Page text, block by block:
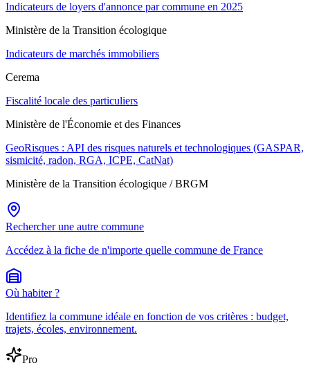
Indicateurs de loyers d'annonce par commune en 2025
Ministère de la Transition écologique
Indicateurs de marchés immobiliers
Cerema
Fiscalité locale des particuliers
Ministère de l'Économie et des Finances
GeoRisques : API des risques naturels et technologiques (GASPAR,
sismicité, radon, RGA, ICPE, CatNat)
Ministère de la Transition écologique / BRGM
Rechercher une autre commune
Accédez à la fiche de n'importe quelle commune de France
Où habiter ?
Identifiez la commune idéale en fonction de vos critères : budget,
trajets, écoles, environnement.
Pro